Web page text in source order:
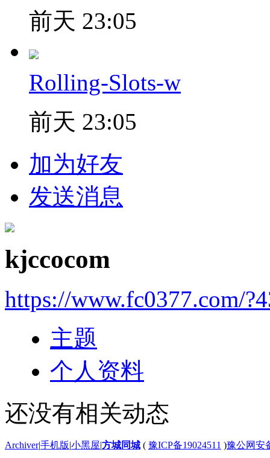
前天 23:05
Rolling-Slots-w
前天 23:05
加为好友
发送消息
kjccocom
https://www.fc0377.com/
主题
个人资料
还没有相关动态
Archiver|手机版|小黑屋|方城同城 ( 豫ICP备19024511 )豫公网安